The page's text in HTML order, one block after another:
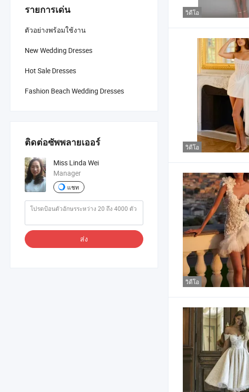
รายการเด่น
ตัวอย่างพร้อมใช้งาน
New Wedding Dresses
Hot Sale Dresses
Fashion Beach Wedding Dresses
ติดต่อซัพพลายเออร์
Miss Linda Wei
Manager
แชท
ส่ง
วิดีโอ
วิดีโอ
วิดีโอ